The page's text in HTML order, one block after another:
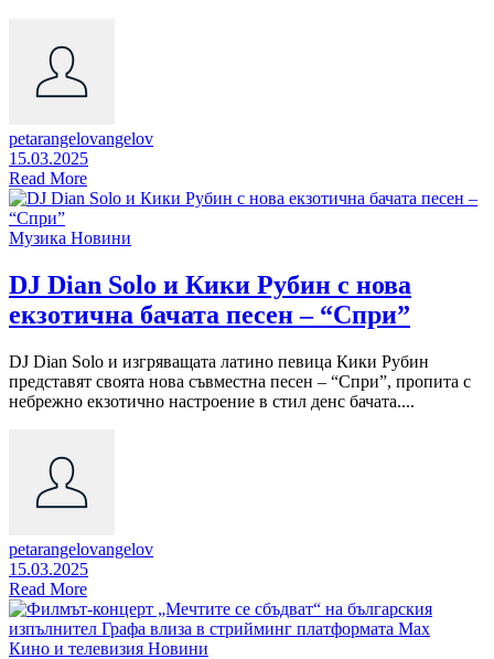
petarangelovangelov
15.03.2025
Read More
Музика Новини
DJ Dian Solo и Кики Рубин с нова
екзотична бачата песен – “Спри”
DJ Dian Solo и изгряващата латино певица Кики Рубин
представят своята нова съвместна песен – “Спри”, пропита с
небрежно екзотично настроение в стил денс бачата....
petarangelovangelov
15.03.2025
Read More
Кино и телевизия Новини